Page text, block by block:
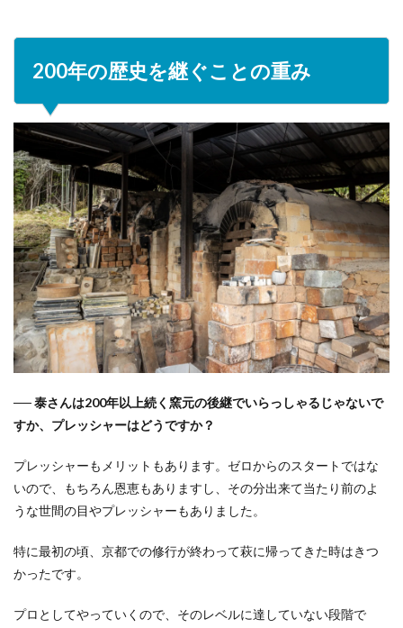
らから
口オン
ショッ
200年の歴史を継ぐことの重み
── 泰さんは200年以上続く窯元の後継でいらっしゃるじゃないで
すか、プレッシャーはどうですか？
プレッシャーもメリットもあります。ゼロからのスタートではな
いので、もちろん恩恵もありますし、その分出来て当たり前のよ
うな世間の目やプレッシャーもありました。
特に最初の頃、京都での修行が終わって萩に帰ってきた時はきつ
かったです。
プロとしてやっていくので、そのレベルに達していない段階で